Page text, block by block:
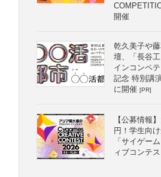
開催
乾久美子や
壇、「長谷
インコンペ
記念 特別講
に開催 [PR]
【公募情報
円！学生向
「サイゲー
ィブコンテ